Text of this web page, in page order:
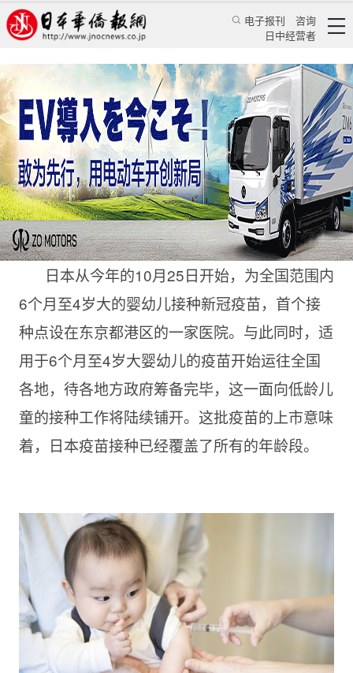
电子报刊
咨询
日中经营者
在日本接种疫苗，有副反应也有定心丸
颜丹丹 日本新闻 社会观察
日本华侨报 2022/10/27 14:05:43
日本从今年的10月25日开始，为全国范围内
6个月至4岁大的婴幼儿接种新冠疫苗，首个接
种点设在东京都港区的一家医院。与此同时，适
用于6个月至4岁大婴幼儿的疫苗开始运往全国
各地，待各地方政府筹备完毕，这一面向低龄儿
童的接种工作将陆续铺开。这批疫苗的上市意味
着，日本疫苗接种已经覆盖了所有的年龄段。